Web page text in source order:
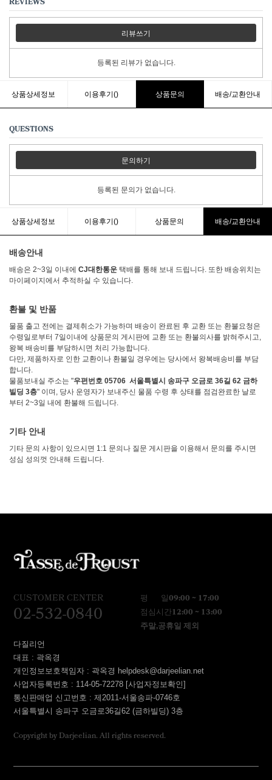
REVIEWS
리뷰쓰기
등록된 리뷰가 없습니다.
상품상세정보 이용후기() 상품문의 배송/교환안내
QUESTIONS
문의하기
등록된 문의가 없습니다.
상품상세정보 이용후기() 상품문의 배송/교환안내
배송안내
배송은 2~3일 이내에 CJ대한통운 택배를 통해 보내 드립니다. 또한 배송위치는
마이페이지에서 추적하실 수 있습니다.
환불 및 반품
물품 출고 전에는 결제취소가 가능하며 배송이 완료된 후 교환 또는 환불요청은
수령일로부터 7일이내에 상품문의 게시판에 교환 또는 환불의사를 밝혀주시고,
왕복 배송비를 부담하시면 처리 가능합니다.
다만, 제품하자로 인한 교환이나 환불일 경우에는 당사에서 왕복배송비를 부담
합니다.
물품보내실 주소는 "우편번호 05706 서울특별시 송파구 오금로 36길 62 금하
빌딩 3층" 이며, 당사 운영자가 보내주신 물품 수령 후 상태를 점검완료한 날로
부터 2~3일 내에 환불해 드립니다.
기타 안내
기타 문의 사항이 있으시면 1:1 문의나 질문 게시판을 이용해서 문의를 주시면
성심 성의껏 안내해 드립니다.
CUSTOMER CENTER
02-532-0840
평 일09:00 ~ 17:00
점심시간12:00 ~ 13:00
주말,공휴일 제외
다질리언
대표 : 곽옥경
개인정보보호책임자 : 곽옥경 helpdesk@darjeelian.net
사업자등록번호 : 114-05-72278 [사업자정보확인]
통신판매업 신고번호 : 제2011-서울송파-0746호
서울특별시 송파구 오금로36길62 (금하빌딩) 3층
Copyright by Darjeelian. All rights reserved.